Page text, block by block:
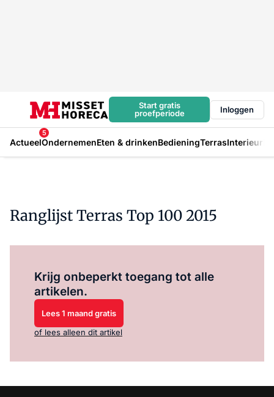
Start gratis
proefperiode
Inloggen
Actueel
5
OndernemenEten & drinkenBedieningTerrasInterieur
Ranglijst Terras Top 100 2015
Krijg onbeperkt toegang tot alle
artikelen.
Lees 1 maand gratis
of lees alleen dit artikel